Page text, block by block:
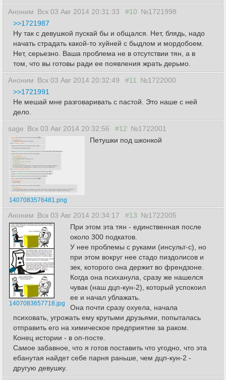
Аноним Вск 03 Авг 2014 20:31:33 #10 №1721998
>>1721987
Ну так с девушкой пускай бы и общался. Нет, блядь, надо
начать страдать какой-то хуйней с быдлом и мордобоем.
Нет, серьезно. Ваша проблема не в отсутствии тян, а в
том, что вы готовы ради ее появления жрать дерьмо.
Аноним Вск 03 Авг 2014 20:32:49 #11
№1722000
>>1721991
Не мешай мне разговаривать с пастой. Это наше с ней
дело.
sage Вск 03 Авг 2014 20:32:56 #12 №1722001
1407083576481.png
Петушки под шконкой
Аноним Вск 03 Авг 2014 20:34:17 #13 №1722005
1407083657718.jpg
При этом эта тян - единственная после
около 300 подкатов.
У нее проблемы с руками (инсульт-с), но
при этом вокруг нее стадо пиздолисов и
зек, которого она держит во френдзоне.
Когда она психанула, сразу же нашелся
чувак (наш дцп-кун-2), который успокоил
ее и начал ублажать.
Она почти сразу охуела, начала
психовать, угрожать ему крутыми друзьями, попыталась
отправить его на химическое предприятие за раком.
Конец истории - в оп-посте.
Самое забавное, что я готов поставить что угодно, что эта
ебанутая найдет себе парня раньше, чем дцп-кун-2 -
другую девушку.